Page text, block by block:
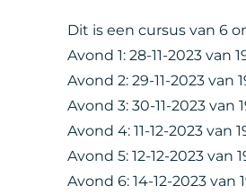
Dit is een cursus van 6
Avond 1: 28-11-2023 van
Avond 2: 29-11-2023 van
Avond 3: 30-11-2023 van
Avond 4: 11-12-2023 van
Avond 5: 12-12-2023 van
Avond 6: 14-12-2023 van